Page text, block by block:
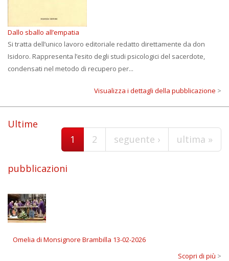
Dallo sballo all’empatia
Si tratta dell’unico lavoro editoriale redatto direttamente da don
Isidoro. Rappresenta l’esito degli studi psicologici del sacerdote,
condensati nel metodo di recupero per...
Visualizza i dettagli della pubblicazione >
Pagine 1 2 seguente › ultima »
Ultime
pubblicazioni
Omelia di Monsignore Brambilla 13-02-2026
Scopri di più >